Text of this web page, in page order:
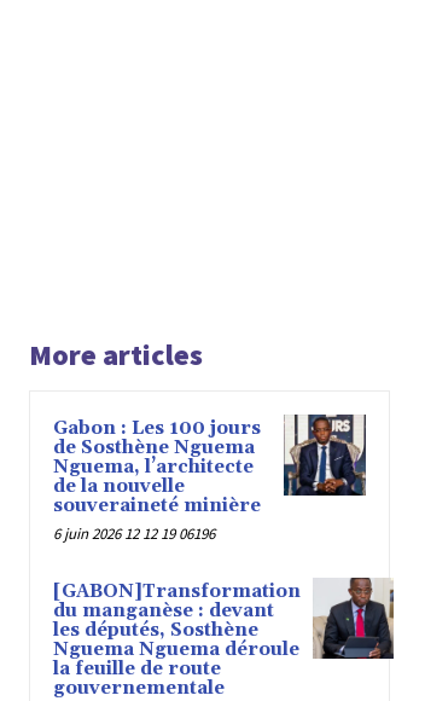
More articles
Gabon : Les 100 jours
de Sosthène Nguema
Nguema, l’architecte
de la nouvelle
souveraineté minière
6 juin 2026 12 12 19 06196
[GABON]Transformation
du manganèse : devant
les députés, Sosthène
Nguema Nguema déroule
la feuille de route
gouvernementale